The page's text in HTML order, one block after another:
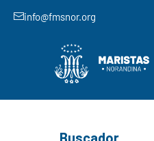
info@fmsnor.org
Buscador